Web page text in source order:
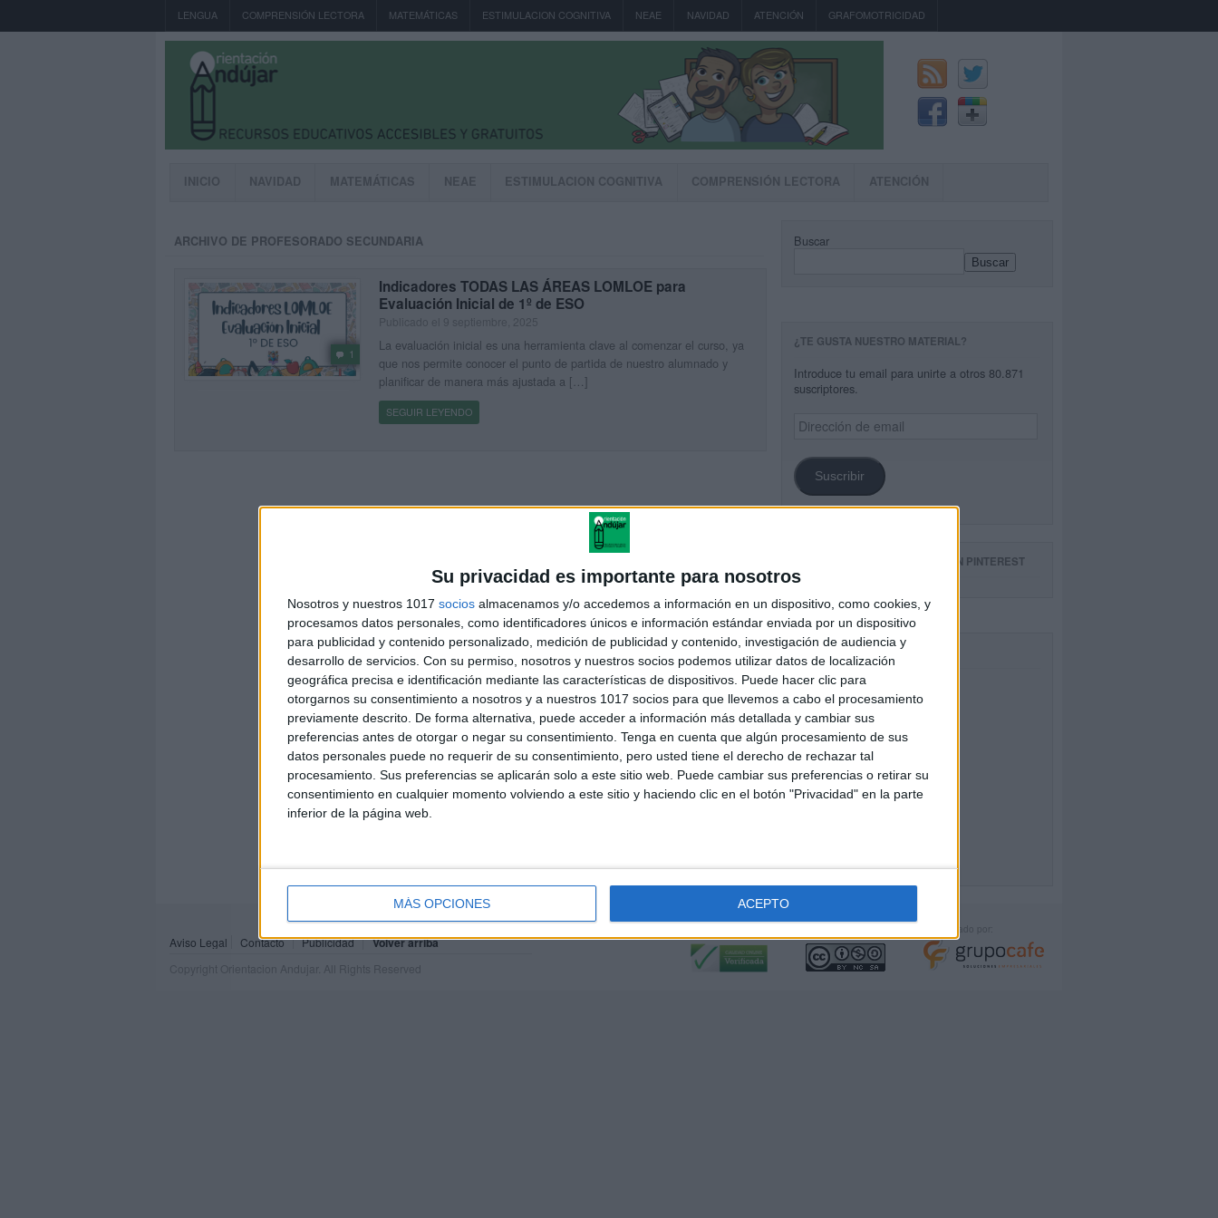
Su privacidad es importante para nosotros
Nosotros y nuestros 1017 socios almacenamos y/o accedemos a información en un dispositivo, como cookies, y
procesamos datos personales, como identificadores únicos e información estándar enviada por un dispositivo
para publicidad y contenido personalizado, medición de publicidad y contenido, investigación de audiencia y
desarrollo de servicios. Con su permiso, nosotros y nuestros socios podemos utilizar datos de localización
geográfica precisa e identificación mediante las características de dispositivos. Puede hacer clic para
otorgarnos su consentimiento a nosotros y a nuestros 1017 socios para que llevemos a cabo el procesamiento
previamente descrito. De forma alternativa, puede acceder a información más detallada y cambiar sus
preferencias antes de otorgar o negar su consentimiento. Tenga en cuenta que algún procesamiento de sus
datos personales puede no requerir de su consentimiento, pero usted tiene el derecho de rechazar tal
procesamiento. Sus preferencias se aplicarán solo a este sitio web. Puede cambiar sus preferencias o retirar su
consentimiento en cualquier momento volviendo a este sitio y haciendo clic en el botón "Privacidad" en la parte
inferior de la página web.
MÁS OPCIONES ACEPTO
LENGUA COMPRENSIÓN LECTORA MATEMÁTICAS ESTIMULACION COGNITIVA NEAE NAVIDAD ATENCIÓN GRAFOMOTRICIDAD
INICIO NAVIDAD MATEMÁTICAS NEAE ESTIMULACION COGNITIVA COMPRENSIÓN LECTORA ATENCIÓN
ARCHIVO DE PROFESORADO SECUNDARIA
1
Indicadores TODAS LAS ÁREAS LOMLOE para
Evaluación Inicial de 1º de ESO
La evaluación inicial es una herramienta clave al comenzar el curso, ya
que nos permite conocer el punto de partida de nuestro alumnado y
planificar de manera más ajustada a […]
SEGUIR LEYENDO
Buscar
Buscar
¿TE GUSTA NUESTRO MATERIAL?
Introduce tu email para unirte a otros 80.871
suscriptores.
Dirección
de
Suscribir
SIGUE NUESTROS TABLEROS EN PINTEREST
Aviso Legal Contacto Publicidad Volver arriba
Copyright Orientacion Andujar. All Rights Reserved